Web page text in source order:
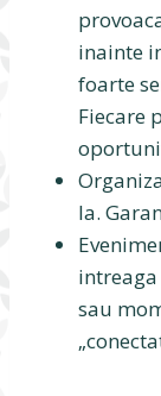
inainte
foarte
Fiecare
la.
sau